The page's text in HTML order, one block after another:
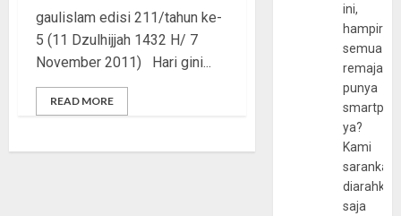
gaulislam edisi 211/tahun ke-
5 (11 Dzulhijjah 1432 H/ 7
November 2011) Hari gini...
READ MORE
ini,
hampir
semua
remaja
punya
ya?
Kami
sarankan,
diarahkan
saja